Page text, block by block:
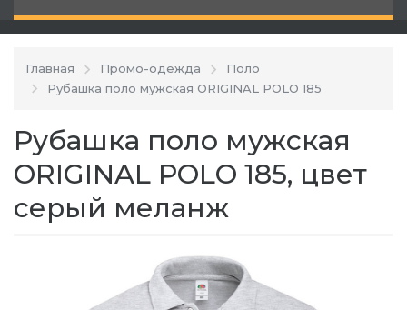
Главная Промо-одежда
Поло
Рубашка поло мужская ORIGINAL POLO 185
Рубашка поло мужская
ORIGINAL POLO 185, цвет
серый меланж